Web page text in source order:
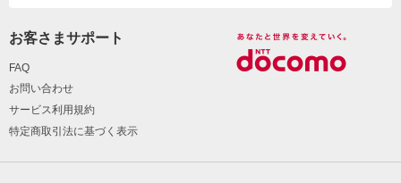
お客さまサポート
FAQ
お問い合わせ
サービス利用規約
特定商取引法に基づく表示